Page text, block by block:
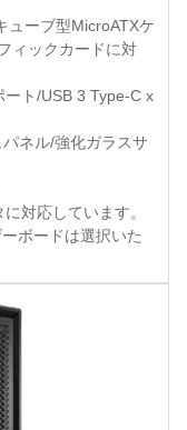
ューブ型MicroATXケ
ィックカードに対
ート/USB 3 Type-C x
ネル/強化ガラスサ
対応しています。
ボードは選択いた